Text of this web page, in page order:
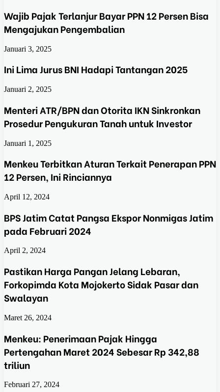
Wajib Pajak Terlanjur Bayar PPN 12 Persen Bisa
Mengajukan Pengembalian
Januari 3, 2025
Ini Lima Jurus BNI Hadapi Tantangan 2025
Januari 2, 2025
Menteri ATR/BPN dan Otorita IKN Sinkronkan
Prosedur Pengukuran Tanah untuk Investor
Januari 1, 2025
Menkeu Terbitkan Aturan Terkait Penerapan PPN
12 Persen, Ini Rinciannya
April 12, 2024
BPS Jatim Catat Pangsa Ekspor Nonmigas Jatim
pada Februari 2024
April 2, 2024
Pastikan Harga Pangan Jelang Lebaran,
Forkopimda Kota Mojokerto Sidak Pasar dan
Swalayan
Maret 26, 2024
Menkeu: Penerimaan Pajak Hingga
Pertengahan Maret 2024 Sebesar Rp 342,88
triliun
Februari 27, 2024